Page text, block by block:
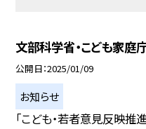
文部科学省・こども家庭
公開日 2025/01/09
お知らせ
「こども・若者意見反映